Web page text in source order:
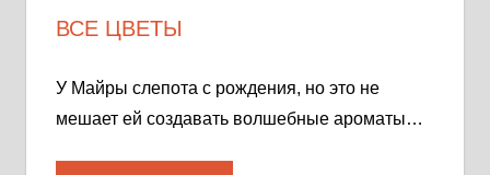
ВСЕ ЦВЕТЫ
У Майры слепота с рождения, но это не
мешает ей создавать волшебные ароматы…